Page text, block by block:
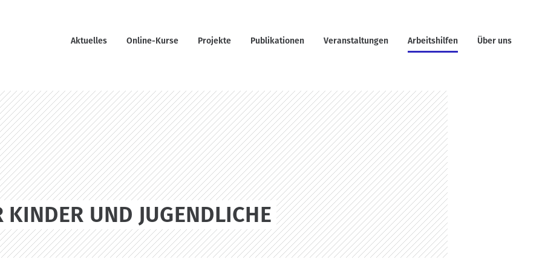
Aktuelles Online-Kurse Projekte Publikationen Veranstaltungen Arbeitshilfen Über uns
KINDER UND JUGENDLICHE